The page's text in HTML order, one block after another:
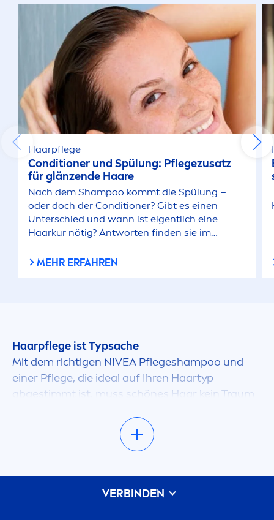
Haarpflege
Conditioner und Spülung: Pflegezusatz
für glänzende Haare
Nach dem Shampoo kommt die Spülung –
oder doch der Conditioner? Gibt es einen
Unterschied und wann ist eigentlich eine
Haarkur nötig? Antworten finden sie im
MEHR ERFAHREN
Haarpflege ist Typsache
Mit dem richtigen NIVEA Pflegeshampoo und
einer Pflege, die ideal auf Ihren Haartyp
abgestimmt ist, muss schönes Haar kein Traum
und glattes oder lockiges und dickes Haar − mit
der optimalen Pflege passend zu Ihrem Haartyp
Ein Shampoo ist die Grundlage der Haarpflege
VERBINDEN